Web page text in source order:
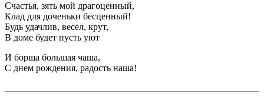
Счастья, зять мой драгоценный,
Клад для доченьки бесценный!
Будь удачлив, весел, крут,
В доме будет пусть уют
И борща большая чаша,
С днем рождения, радость наша!